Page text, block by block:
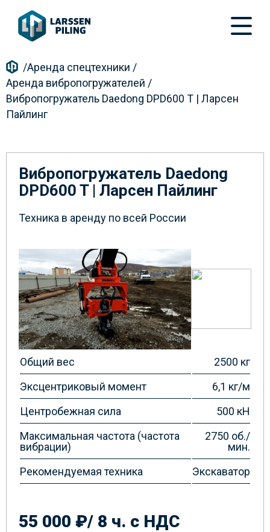
/Аренда спецтехники /
Аренда вибропогружателей /
Вибропогружатель Daedong DPD600 T | Ларсен
Пайлинг
Вибропогружатель Daedong
DPD600 T | Ларсен Пайлинг
Техника в аренду по всей России
Общий вес
2500 кг
Эксцентриковый момент
6,1 кг/м
Центробежная сила
500 кН
Максимальная частота (частота
вибрации)
2750 об./
мин.
Рекомендуемая техника
Экскаватор
55 000 ₽/ 8 ч. с НДС